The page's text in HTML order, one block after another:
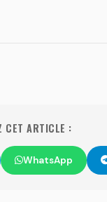
CET ARTICLE :
WhatsApp